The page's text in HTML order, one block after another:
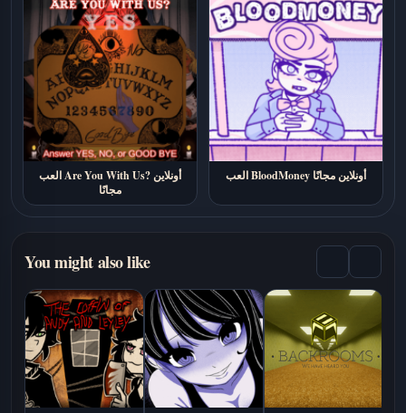
العب Are You With Us? أونلاين
مجانًا
العب BloodMoney أونلاين مجانًا
You might also like